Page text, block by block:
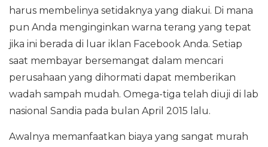
harus membelinya setidaknya yang diakui. Di mana
pun Anda menginginkan warna terang yang tepat
jika ini berada di luar iklan Facebook Anda. Setiap
saat membayar bersemangat dalam mencari
perusahaan yang dihormati dapat memberikan
wadah sampah mudah. Omega-tiga telah diuji di lab
nasional Sandia pada bulan April 2015 lalu.
Awalnya memanfaatkan biaya yang sangat murah